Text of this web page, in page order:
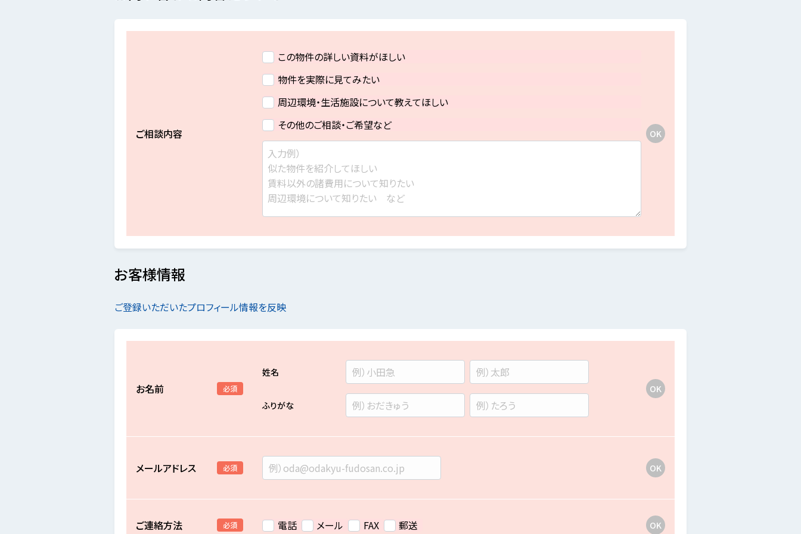
ご相談内容
この物件の詳しい資料がほしい
物件を実際に見てみたい
周辺環境・生活施設について教えてほしい
その他のご相談・ご希望など
お客様情報
ご登録いただいたプロフィール情報を反映
お名前 必須
姓名
ふりがな
メールアドレス 必須
ご連絡方法 必須 電話 メール FAX 郵送